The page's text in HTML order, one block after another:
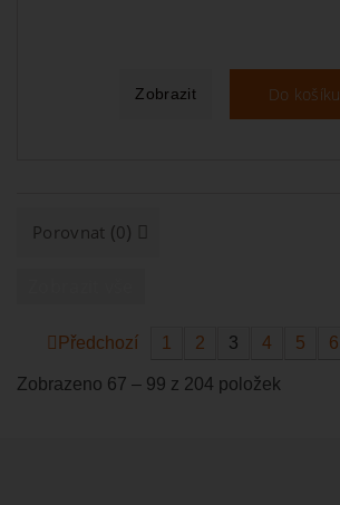
Zobrazit Do košíku
Porovnat (0)
Předchozí 1 2 3 4 5 6
Zobrazeno 67 – 99 z 204 položek